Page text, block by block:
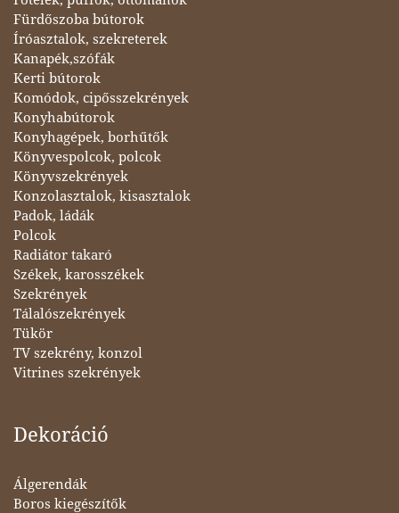
Fürdőszoba bútorok
Íróasztalok, szekreterek
Kanapék,szófák
Kerti bútorok
Komódok, cipősszekrények
Konyhabútorok
Konyhagépek, borhűtők
Könyvespolcok, polcok
Könyvszekrények
Konzolasztalok, kisasztalok
Padok, ládák
Polcok
Radiátor takaró
Székek, karosszékek
Szekrények
Tálalószekrények
Tükör
TV szekrény, konzol
Vitrines szekrények
Dekoráció
Álgerendák
Boros kiegészítők